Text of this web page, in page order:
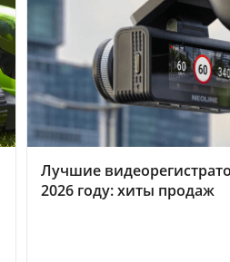
Лучшие
2026 году: хиты продаж